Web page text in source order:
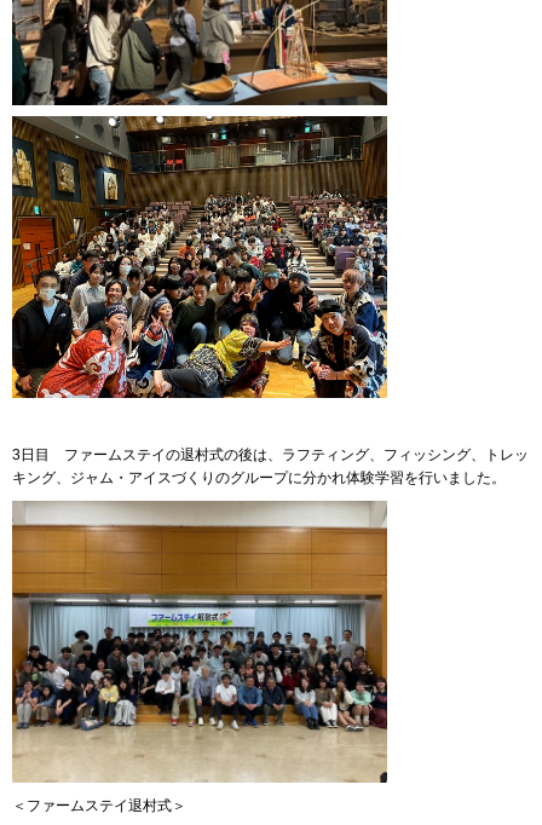
3日目 ファームステイの退村式の後は、ラフティング、フィッシング、トレッ
キング、ジャム・アイスづくりのグループに分かれ体験学習を行いました。
＜ファームステイ退村式＞